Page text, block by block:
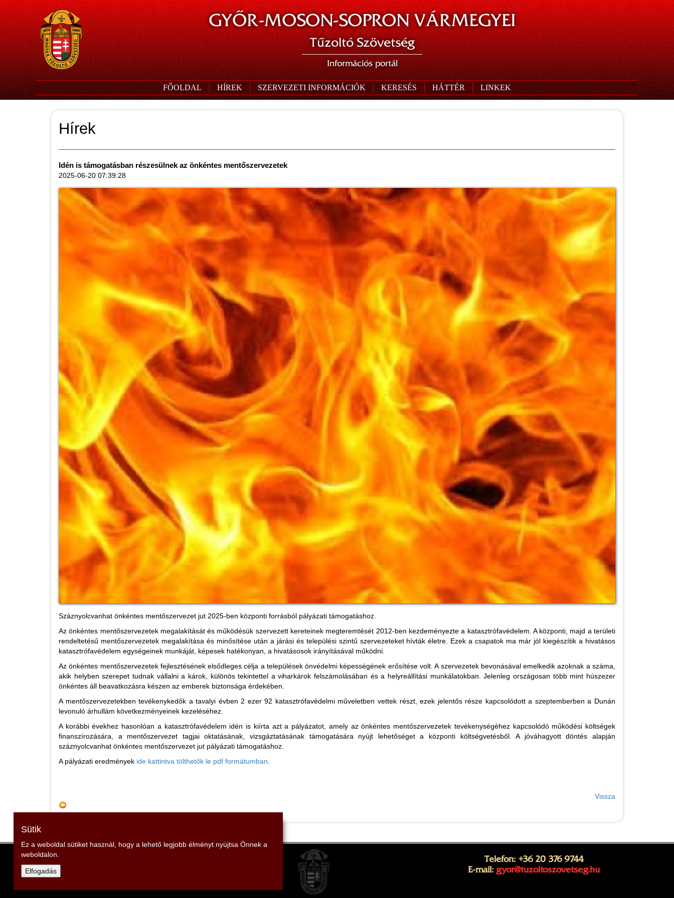
GYŐR-MOSON-SOPRON VÁRMEGYEI
Tűzoltó Szövetség
Információs portál
FŐOLDAL HÍREK SZERVEZETI INFORMÁCIÓK KERESÉS HÁTTÉR LINKEK
Hírek
Idén is támogatásban részesülnek az önkéntes mentőszervezetek
2025-06-20 07:39:28
Száznyolcvanhat önkéntes mentőszervezet jut 2025-ben központi forrásból pályázati támogatáshoz.
Az önkéntes mentőszervezetek megalakítását és működésük szervezett kereteinek megteremtését 2012-ben kezdeményezte a katasztrófavédelem. A központi, majd a területi
rendeltetésű mentőszervezetek megalakítása és minősítése után a járási és települési szintű szervezeteket hívták életre. Ezek a csapatok ma már jól kiegészítik a hivatásos
katasztrófavédelem egységeinek munkáját, képesek hatékonyan, a hivatásosok irányításával működni.
Az önkéntes mentőszervezetek fejlesztésének elsődleges célja a települések önvédelmi képességének erősítése volt. A szervezetek bevonásával emelkedik azoknak a száma,
akik helyben szerepet tudnak vállalni a károk, különös tekintettel a viharkárok felszámolásában és a helyreállítási munkálatokban. Jelenleg országosan több mint húszezer
önkéntes áll beavatkozásra készen az emberek biztonsága érdekében.
A mentőszervezetekben tevékenykedők a tavalyi évben 2 ezer 92 katasztrófavédelmi műveletben vettek részt, ezek jelentős része kapcsolódott a szeptemberben a Dunán
levonuló árhullám következményeinek kezeléséhez.
A korábbi évekhez hasonlóan a katasztrófavédelem idén is kiírta azt a pályázatot, amely az önkéntes mentőszervezetek tevékenységéhez kapcsolódó működési költségek
finanszírozására, a mentőszervezet tagjai oktatásának, vizsgáztatásának támogatására nyújt lehetőséget a központi költségvetésből. A jóváhagyott döntés alapján
száznyolcvanhat önkéntes mentőszervezet jut pályázati támogatáshoz.
A pályázati eredmények ide kattintva tölthetők le pdf formátumban.
Vissza
Győr-Moson-Sopron Vármegyei Tűzoltó Szövetség
Cím: 9444 Fertőszentmiklós, Szent István u. 67.
Telefon: +36 20 376 9744
E-mail: gyor@tuzoltoszovetseg.hu
Sütik
Ez a weboldal sütiket használ, hogy a lehető legjobb élményt nyújtsa Önnek a
weboldalon.
Elfogadás